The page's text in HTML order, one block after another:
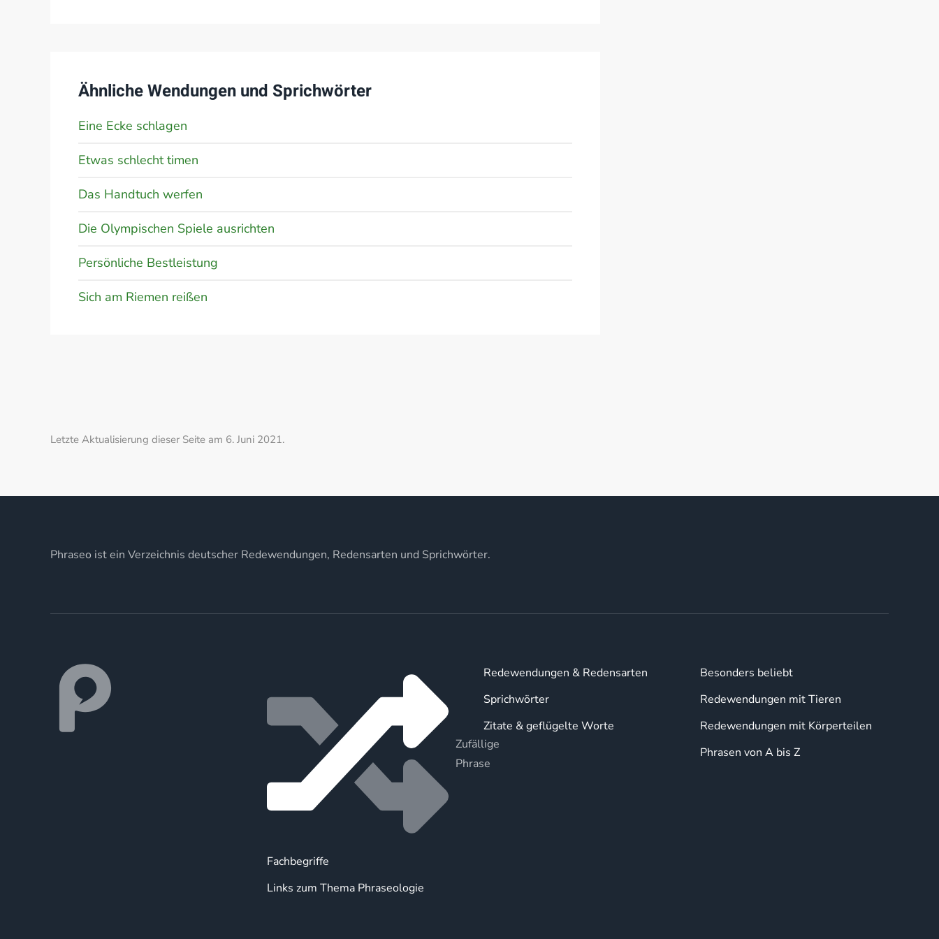
Ähnliche Wendungen und Sprichwörter
Eine Ecke schlagen
Etwas schlecht timen
Das Handtuch werfen
Die Olympischen Spiele ausrichten
Persönliche Bestleistung
Sich am Riemen reißen
Letzte Aktualisierung dieser Seite am 6. Juni 2021.
Phraseo ist ein Verzeichnis deutscher Redewendungen, Redensarten und Sprichwörter.
Zufällige
Phrase
Fachbegriffe
Links zum Thema Phraseologie
Redewendungen & Redensarten
Sprichwörter
Zitate & geflügelte Worte
Besonders beliebt
Redewendungen mit Tieren
Redewendungen mit Körperteilen
Phrasen von A bis Z